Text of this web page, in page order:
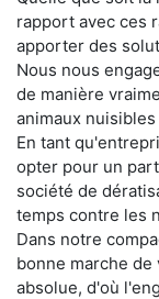
rapport avec ces
apporter des
Nous nous
de manière
animaux
En tant
opter pour un
société de
temps contre les
Dans notre
bonne marche
absolue, d'où